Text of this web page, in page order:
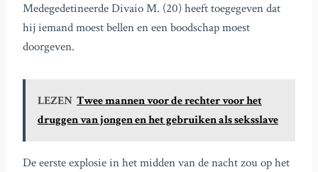
Medegedetineerde Divaio M. (20) heeft toegegeven dat
hij iemand moest bellen en een boodschap moest
doorgeven.
LEZEN Twee mannen voor de rechter voor het
druggen van jongen en het gebruiken als seksslave
De eerste explosie in het midden van de nacht zou op het